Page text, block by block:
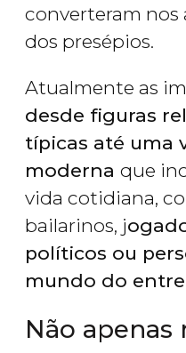
converteram nos
dos presépios.
Atualmente as
desde figuras
típicas até uma
moderna que
vida cotidiana,
bailarinos, j
políticos ou
mundo do
Não apenas